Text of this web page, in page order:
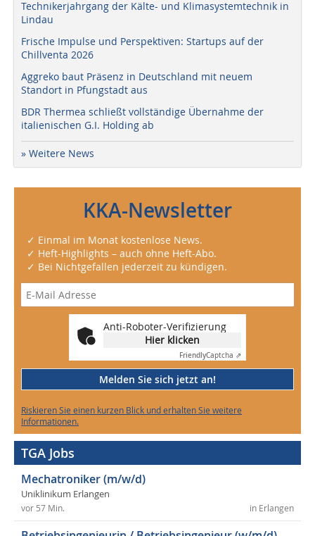
Technikerjahrgang der Kälte- und Klimasystemtechnik in
Lindau
Frische Impulse und Perspektiven: Startups auf der
Chillventa 2026
Aggreko baut Präsenz in Deutschland mit neuem
Standort in Pfungstadt aus
BDR Thermea schließt vollständige Übernahme der
italienischen G.I. Holding ab
» Weitere News
KKA-Newsletter
✓ Einmal im Monat kostenlose News.
✓ Heft-Highlights – auch ohne Heft-Abo.
✓ Bei Nichtgefallen jederzeit zu kündigen.
Anti-Roboter-Verifizierung
Hier klicken
FriendlyCaptcha ⇗
Melden Sie sich jetzt an!
Riskieren Sie einen kurzen Blick und erhalten Sie weitere
Informationen.
TGA Jobs
Mechatroniker (m/w/d)
Uniklinikum Erlangen
in Erlangen
vor 57 Min.